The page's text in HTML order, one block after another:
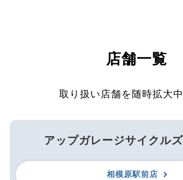
店舗一覧
取り扱い店舗を随時拡大中
アップガレージサイクル
相模原駅前店